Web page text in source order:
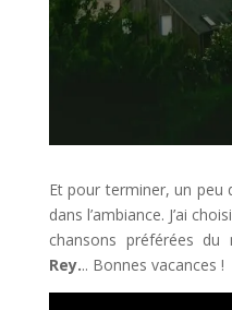
Et pour terminer, un peu
dans l’ambiance. J’ai choisi
chansons préférées du
Rey... Bonnes vacances !